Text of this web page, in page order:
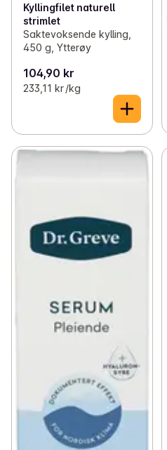
Kyllingfilet naturell
strimlet
Saktevoksende kylling,
450 g, Ytterøy
104,90 kr
233,11 kr /kg